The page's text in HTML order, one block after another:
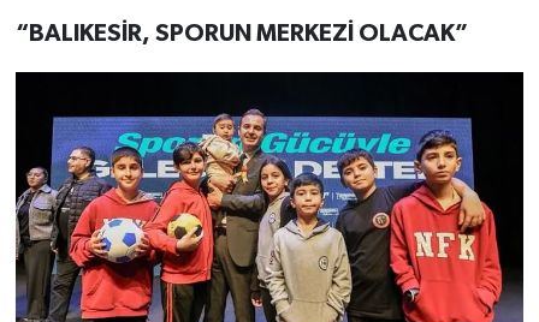
“BALIKESİR, SPORUN MERKEZİ OLACAK”